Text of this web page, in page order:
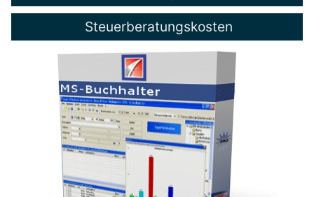
Steuerberatungskosten